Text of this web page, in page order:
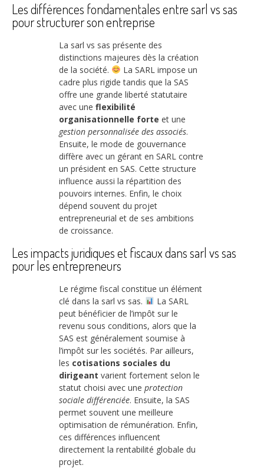
Les différences fondamentales entre sarl vs sas
pour structurer son entreprise
La sarl vs sas présente des
distinctions majeures dès la création
de la société.
La SARL impose un
cadre plus rigide tandis que la SAS
offre une grande liberté statutaire
avec une flexibilité
organisationnelle forte et une
gestion personnalisée des associés.
Ensuite, le mode de gouvernance
diffère avec un gérant en SARL contre
un président en SAS. Cette structure
influence aussi la répartition des
pouvoirs internes. Enfin, le choix
dépend souvent du projet
entrepreneurial et de ses ambitions
de croissance.
Les impacts juridiques et fiscaux dans sarl vs sas
pour les entrepreneurs
Le régime fiscal constitue un élément
clé dans la sarl vs sas.
La SARL
peut bénéficier de l’impôt sur le
revenu sous conditions, alors que la
SAS est généralement soumise à
l’impôt sur les sociétés. Par ailleurs,
les cotisations sociales du
dirigeant varient fortement selon le
statut choisi avec une protection
sociale différenciée. Ensuite, la SAS
permet souvent une meilleure
optimisation de rémunération. Enfin,
ces différences influencent
directement la rentabilité globale du
projet.